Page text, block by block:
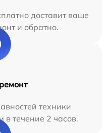
доставит ваше
и обратно.
техники
в течение 2 часов.